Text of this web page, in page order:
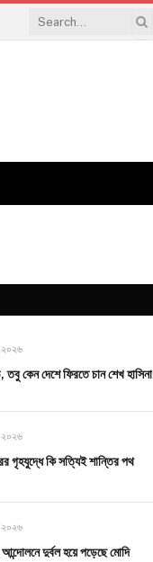
কেন দেশে ফিরতে চান শেখ হাসিনা
গৃহযুদ্ধে কি সত্যিই শান্তির পথ
দুর্বল হয়ে পড়েছে মোদি